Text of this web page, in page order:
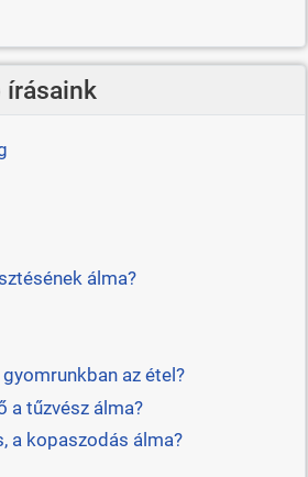
írásaink
álma?
az étel?
a tűzvész álma?
a kopaszodás álma?